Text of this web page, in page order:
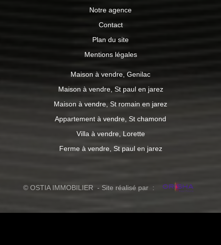
Notre agence
Contact
Plan du site
Mentions légales
Maison à vendre, Genilac
Maison à vendre, St paul en jarez
Maison à vendre, St romain en jarez
Appartement à vendre, St chamond
Villa à vendre, Lorette
Ferme à vendre, St paul en jarez
© OSTIA IMMOBILIER - Site réalisé par :